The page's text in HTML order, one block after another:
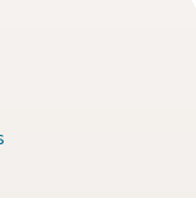
une production